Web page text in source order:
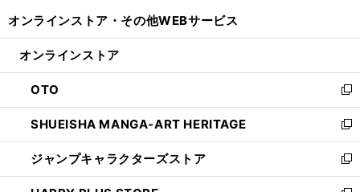
開
ン
ウ
で
開
く
ウ
ン
ド
ウ
で
開
く
オンラインストア・ その他WEBサービス
オンラインストア
OTO
新
し
い
ウ
ィ
ン
SHUEISHA MANGA-ART HERITAGE
新
し
い
ウ
ジャンプキャラクターズストア
新
し